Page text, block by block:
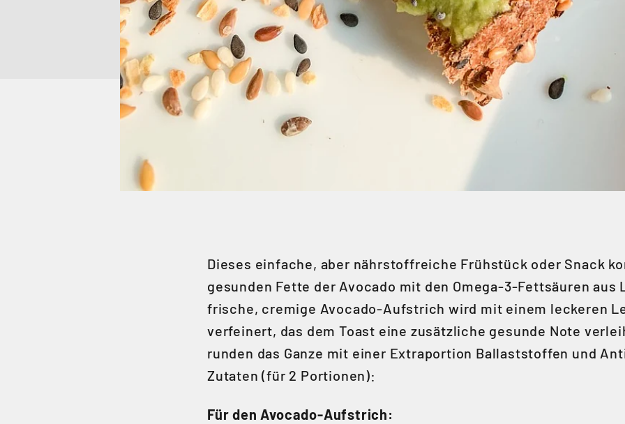
Dieses einfache, aber nährstoffreiche Frühstück oder Snack
gesunden Fette der Avocado mit den Omega-3-Fettsäuren aus
frische, cremige Avocado-Aufstrich wird mit einem leckeren
verfeinert, das dem Toast eine zusätzliche gesunde Note
runden das Ganze mit einer Extraportion Ballaststoffen und
Zutaten (für 2 Portionen):
Für den Avocado-Aufstrich: